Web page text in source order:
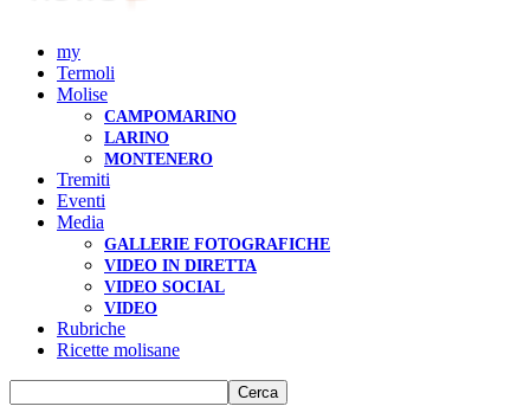
my
Termoli
Molise
CAMPOMARINO
LARINO
MONTENERO
Tremiti
Eventi
Media
GALLERIE FOTOGRAFICHE
VIDEO IN DIRETTA
VIDEO SOCIAL
VIDEO
Rubriche
Ricette molisane